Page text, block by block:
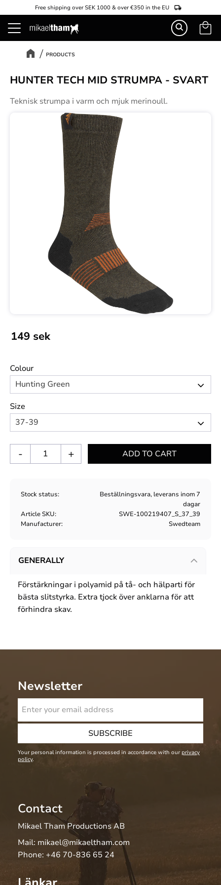
Menu
Free shipping over SEK 1000 & over €350 in the EU
Basket
PRODUCTS
HUNTER TECH MID STRUMPA - SVART
Teknisk strumpa i varm och mjuk merinoull.
149 sek
Colour
Size
+
-
Stock status
Beställningsvara, leverans inom 7
dagar
Article SKU
SWE-100219407_S_37_39
Manufacturer
Swedteam
GENERALLY
Förstärkningar i polyamid på tå- och hälparti för
bästa slitstyrka. Extra tjock över anklarna för att
förhindra skav.
Newsletter
SUBSCRIBE
Your personal information is processed in accordance with our privacy
policy.
Contact
Mikael Tham Productions AB
Mail: mikael@mikaeltham.com
Phone: +46 70-836 65 24